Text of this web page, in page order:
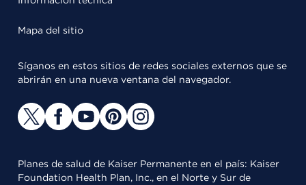
Mapa del sitio
Síganos en estos sitios de redes sociales externos que se
abrirán en una nueva ventana del navegador.
Planes de salud de Kaiser Permanente en el país: Kaiser
Foundation Health Plan, Inc., en el Norte y Sur de